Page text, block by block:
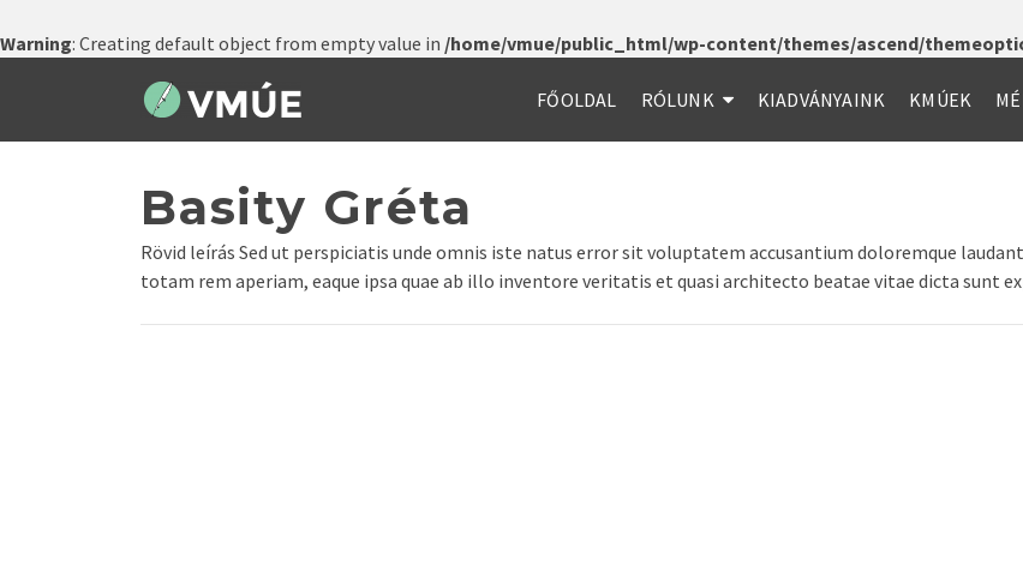
Warning: Creating default object from empty value in /home/vmue/public_html/wp-content/themes/ascend/
FŐOLDAL RÓLUNK KIADVÁNYAINK KMÚEK
Basity Gréta
Rövid leírás Sed ut perspiciatis unde omnis iste natus error sit voluptatem accusantium doloremque
totam rem aperiam, eaque ipsa quae ab illo inventore veritatis et quasi architecto beatae vitae dicta sunt